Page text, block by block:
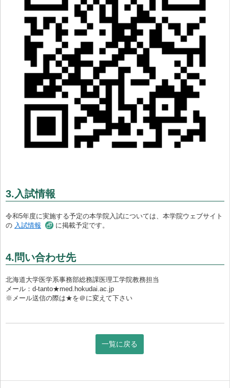
3.入試情報
令和5年度に実施する予定の本学院入試については、本学院ウェブサイト
の 入試情報 に掲載予定です。
4.問い合わせ先
北海道大学医学系事務部総務課医理工学院教務担当
メール：d-tanto★med.hokudai.ac.jp
※メール送信の際は★を＠に変えて下さい
一覧に戻る